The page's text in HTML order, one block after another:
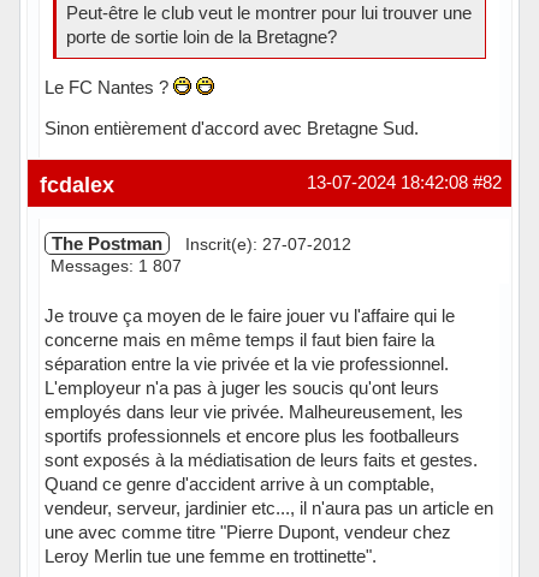
Peut-être le club veut le montrer pour lui trouver une
porte de sortie loin de la Bretagne?
Le FC Nantes ?
Sinon entièrement d'accord avec Bretagne Sud.
Hors ligne #82
13-07-2024 18:42:08
fcdalex
The Postman
Inscrit(e): 27-07-2012
Messages: 1 807
Je trouve ça moyen de le faire jouer vu l'affaire qui le
concerne mais en même temps il faut bien faire la
séparation entre la vie privée et la vie professionnel.
L'employeur n'a pas à juger les soucis qu'ont leurs
employés dans leur vie privée. Malheureusement, les
sportifs professionnels et encore plus les footballeurs
sont exposés à la médiatisation de leurs faits et gestes.
Quand ce genre d'accident arrive à un comptable,
vendeur, serveur, jardinier etc..., il n'aura pas un article en
une avec comme titre "Pierre Dupont, vendeur chez
Leroy Merlin tue une femme en trottinette".